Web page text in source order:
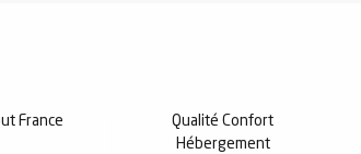
de prestations
France
Qualité Confort
Hébergement